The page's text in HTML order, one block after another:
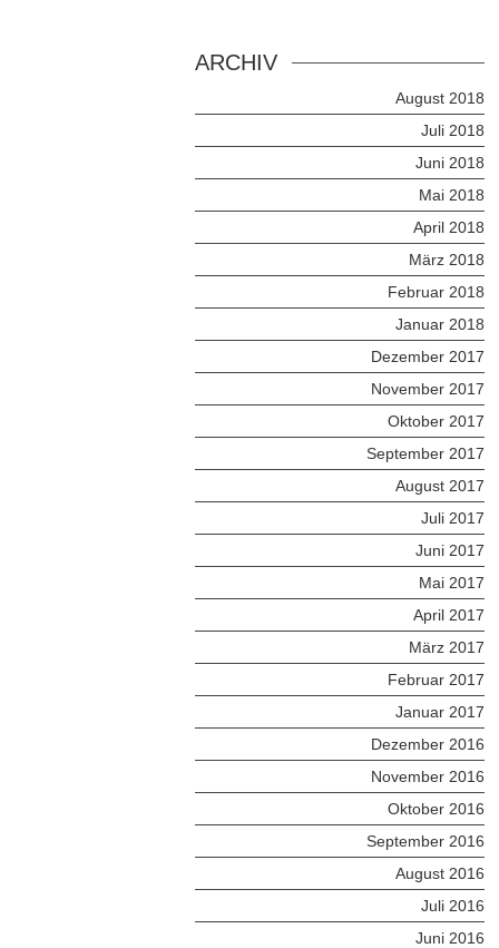
ARCHIV
August 2018
Juli 2018
Juni 2018
Mai 2018
April 2018
März 2018
Februar 2018
Januar 2018
Dezember 2017
November 2017
Oktober 2017
September 2017
August 2017
Juli 2017
Juni 2017
Mai 2017
April 2017
März 2017
Februar 2017
Januar 2017
Dezember 2016
November 2016
Oktober 2016
September 2016
August 2016
Juli 2016
Juni 2016